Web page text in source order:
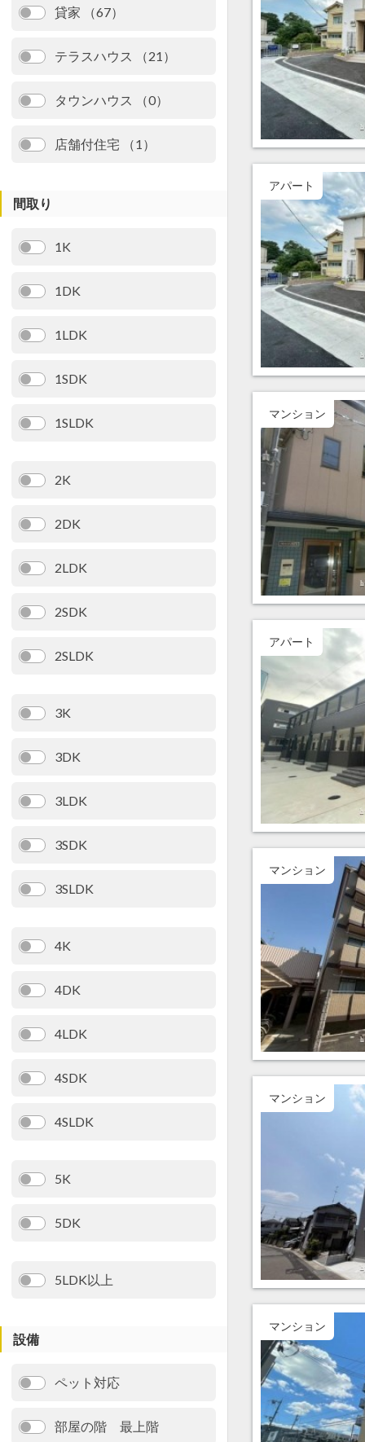
貸家 （67）
テラスハウス （21）
タウンハウス （0）
店舗付住宅 （1）
間取り
1K
1DK
1LDK
1SDK
1SLDK
2K
2DK
2LDK
2SDK
2SLDK
3K
3DK
3LDK
3SDK
3SLDK
4K
4DK
4LDK
4SDK
4SLDK
5K
5DK
5LDK以上
設備
ペット対応
部屋の階 最上階
アパート
マンション
アパート
マンション
マンション
マンション